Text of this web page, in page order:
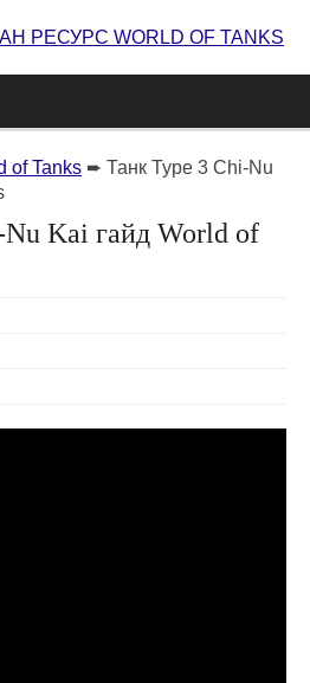
of Tanks ➨ Танк Type 3 Chi-Nu
Kai гайд World of